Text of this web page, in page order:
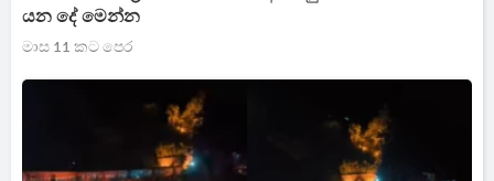
යන දේ මෙන්න
මාස 11 කට පෙර